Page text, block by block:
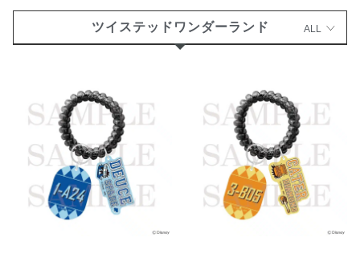
ツイステッドワンダーランド ALL
ツイステ ロッカーキー風チャー
ム デュース・スペード アニメイ
トで 2027年02月発売
ツイステ ロッカーキー風チャー
ム ケイト・ダイヤモンド アニメ
イトで 2027年02月発売